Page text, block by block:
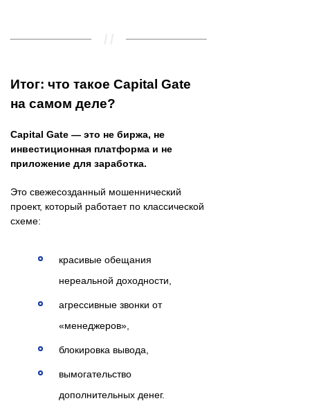
Итог: что такое Capital Gate
на самом деле?
Capital Gate — это не биржа, не
инвестиционная платформа и не
приложение для заработка.
Это свежесозданный мошеннический
проект, который работает по классической
схеме:
красивые обещания
нереальной доходности,
агрессивные звонки от
«менеджеров»,
блокировка вывода,
вымогательство
дополнительных денег.